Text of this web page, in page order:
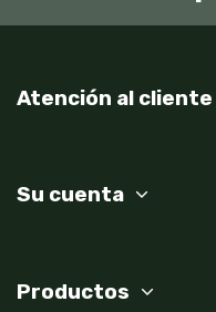
Atención al cliente
Su cuenta
Productos